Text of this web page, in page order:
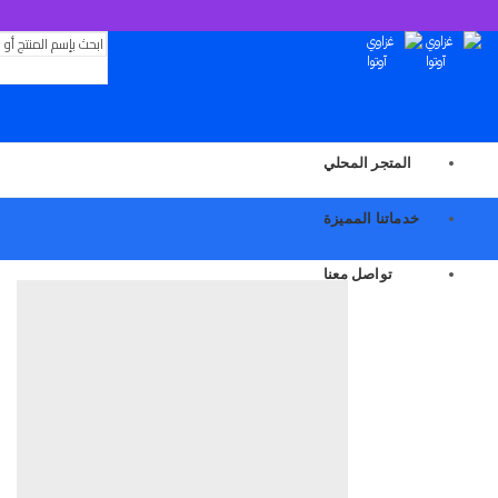
المتجر المحلي
خدماتنا المميزة
تواصل معنا